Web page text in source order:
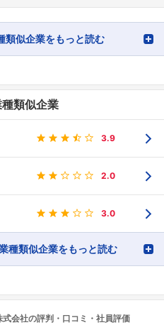
類似企業をもっと読む
類似企業
3.9
2.0
3.0
種類似企業をもっと読む
会社の評判・口コミ・社員評価